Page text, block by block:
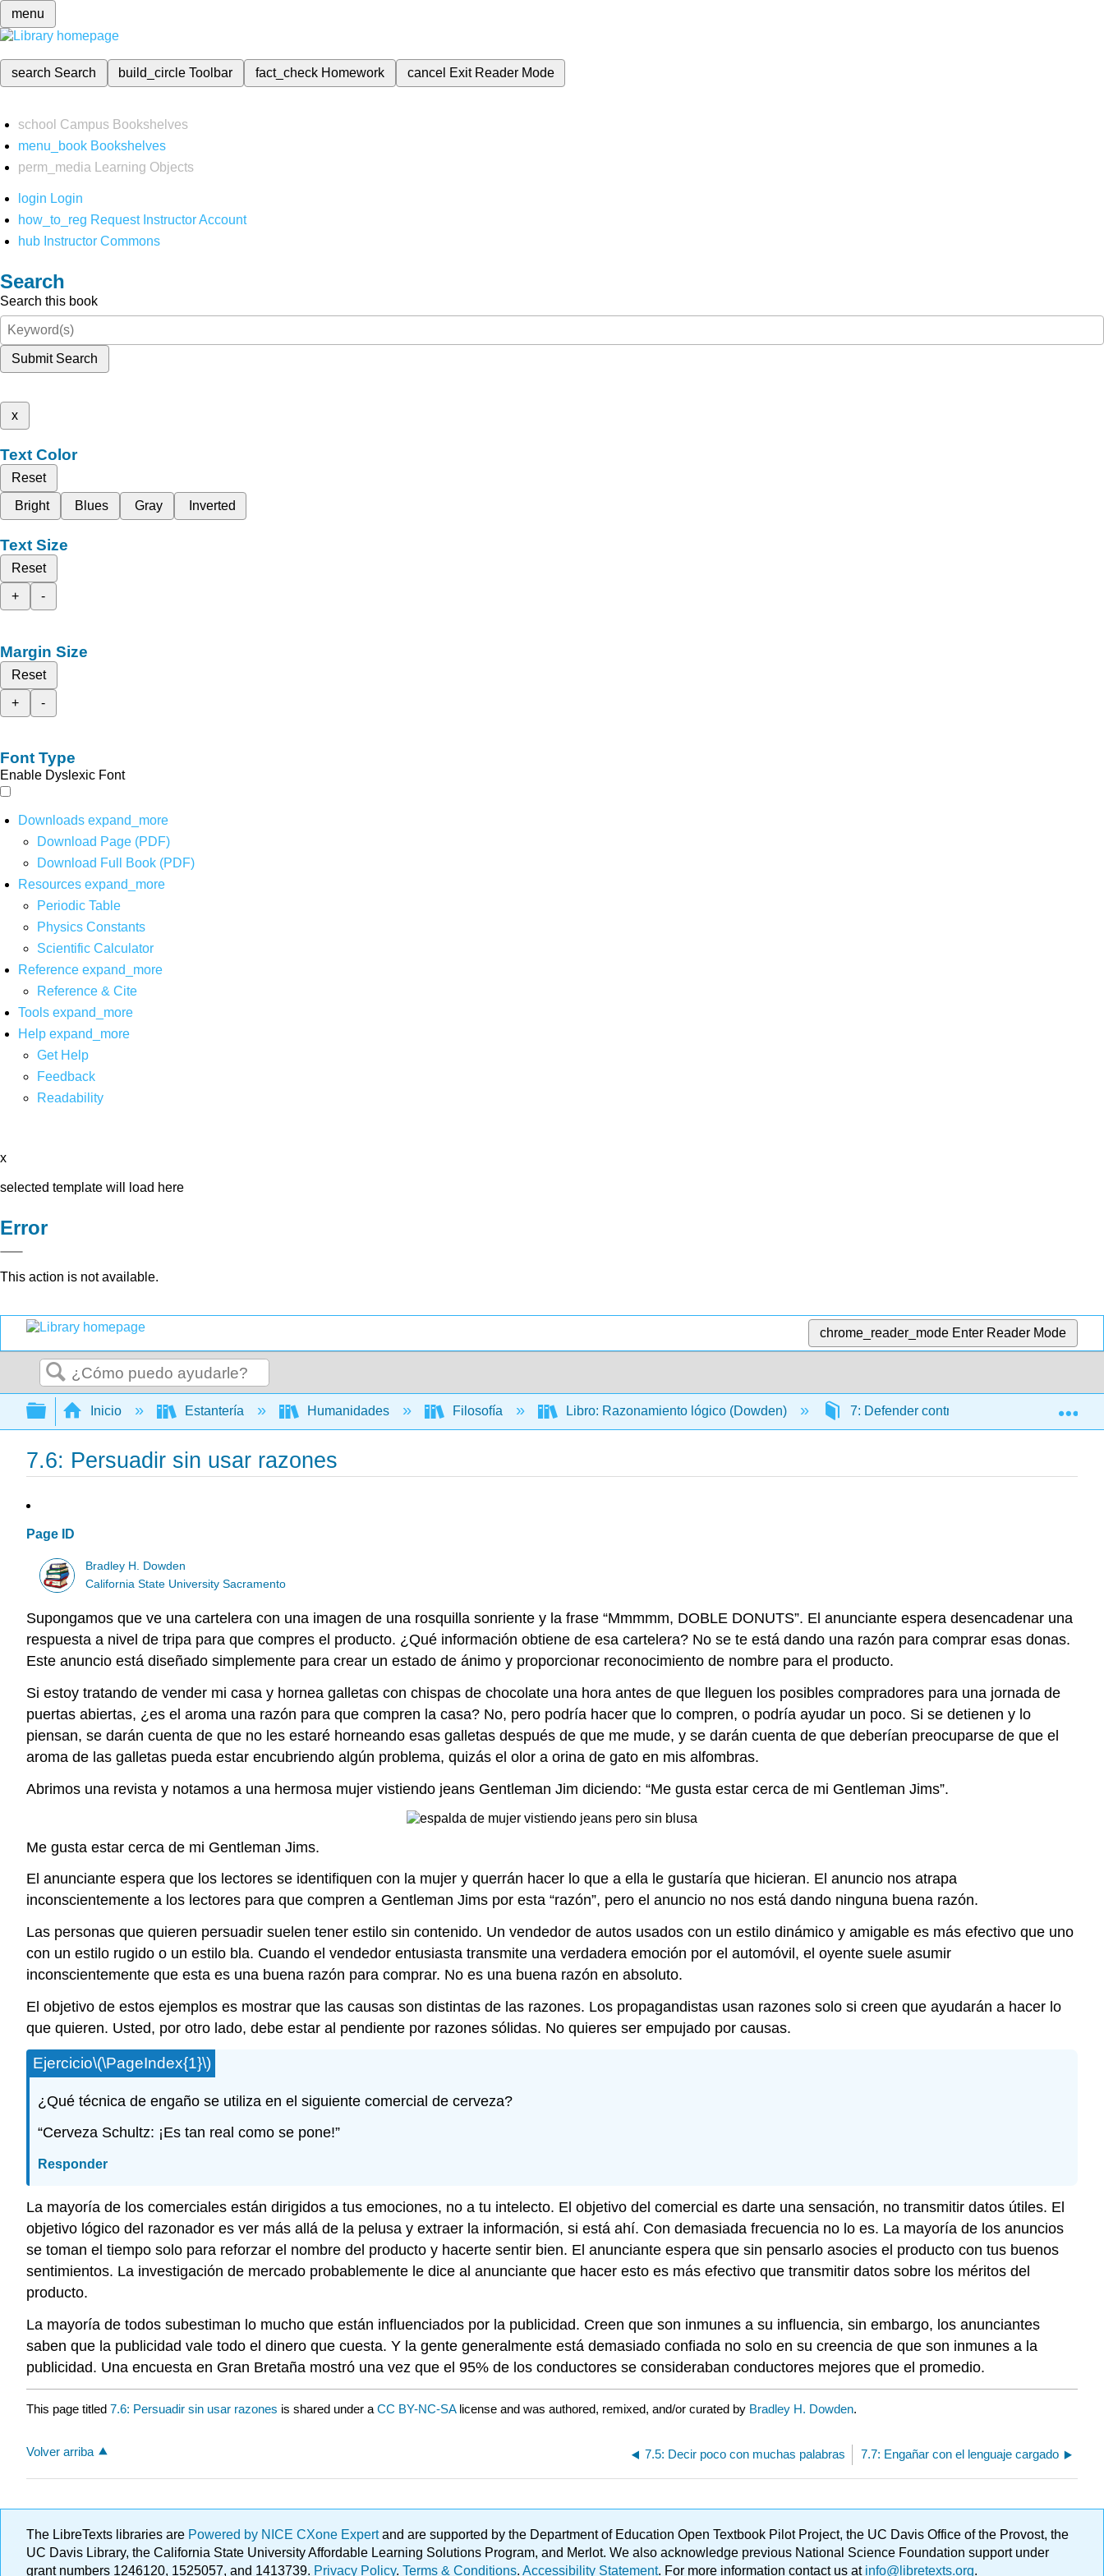
menu
search Search build_circleToolbar fact_check Homework cancel Exit Reader Mode
school Campus Bookshelves
menu_book Bookshelves
perm_media
Learning Objects
login Login
how_to_reg Request Instructor Account
hub Instructor Commons
Search
Search this book
Submit Search
x
Text Color
Reset
Bright
Blues Gray Inverted
Text Size
Reset
+
-
Margin Size
Reset
+
-
Font Type
Enable Dyslexic Font
Downloads expand_more
Download Page (PDF)
Download Full Book (PDF)
Resources expand_more
Periodic Table
Physics Constants
Scientific Calculator
Reference expand_more
Reference & Cite
Tools expand_more
Help expand_more
Get Help
Feedback
Readability
x
selected template will load here
Error
This action is not available.
chrome_reader_mode Enter Reader Mode
Buscar
Expandir/contraer jerarquía global
Inicio Estantería Humanidades Filosofía Libro: Razonamiento lógico (Dowden) 7: Defender contra el engaño
7.6: Persuadir sin usar razones
Page ID
Bradley H. Dowden
California State University Sacramento
Supongamos que ve una cartelera con una imagen de una rosquilla sonriente y la frase “Mmmmm, DOBLE DONUTS”. El anunciante espera desencadenar una
respuesta a nivel de tripa para que compres el producto. ¿Qué información obtiene de esa cartelera? No se te está dando una razón para comprar esas donas.
Este anuncio está diseñado simplemente para crear un estado de ánimo y proporcionar reconocimiento de nombre para el producto.
Si estoy tratando de vender mi casa y hornea galletas con chispas de chocolate una hora antes de que lleguen los posibles compradores para una jornada de
puertas abiertas, ¿es el aroma una razón para que compren la casa? No, pero podría hacer que lo compren, o podría ayudar un poco. Si se detienen y lo
piensan, se darán cuenta de que no les estaré horneando esas galletas después de que me mude, y se darán cuenta de que deberían preocuparse de que el
aroma de las galletas pueda estar encubriendo algún problema, quizás el olor a orina de gato en mis alfombras.
Abrimos una revista y notamos a una hermosa mujer vistiendo jeans Gentleman Jim diciendo: “Me gusta estar cerca de mi Gentleman Jims”.
Me gusta estar cerca de mi Gentleman Jims.
El anunciante espera que los lectores se identifiquen con la mujer y querrán hacer lo que a ella le gustaría que hicieran. El anuncio nos atrapa
inconscientemente a los lectores para que compren a Gentleman Jims por esta “razón”, pero el anuncio no nos está dando ninguna buena razón.
Las personas que quieren persuadir suelen tener estilo sin contenido. Un vendedor de autos usados con un estilo dinámico y amigable es más efectivo que uno
con un estilo rugido o un estilo bla. Cuando el vendedor entusiasta transmite una verdadera emoción por el automóvil, el oyente suele asumir
inconscientemente que esta es una buena razón para comprar. No es una buena razón en absoluto.
El objetivo de estos ejemplos es mostrar que las causas son distintas de las razones. Los propagandistas usan razones solo si creen que ayudarán a hacer lo
que quieren. Usted, por otro lado, debe estar al pendiente por razones sólidas. No quieres ser empujado por causas.
Ejercicio\(\PageIndex{1}\)
¿Qué técnica de engaño se utiliza en el siguiente comercial de cerveza?
“Cerveza Schultz: ¡Es tan real como se pone!”
Responder
La mayoría de los comerciales están dirigidos a tus emociones, no a tu intelecto. El objetivo del comercial es darte una sensación, no transmitir datos útiles. El
objetivo lógico del razonador es ver más allá de la pelusa y extraer la información, si está ahí. Con demasiada frecuencia no lo es. La mayoría de los anuncios
se toman el tiempo solo para reforzar el nombre del producto y hacerte sentir bien. El anunciante espera que sin pensarlo asocies el producto con tus buenos
sentimientos. La investigación de mercado probablemente le dice al anunciante que hacer esto es más efectivo que transmitir datos sobre los méritos del
producto.
La mayoría de todos subestiman lo mucho que están influenciados por la publicidad. Creen que son inmunes a su influencia, sin embargo, los anunciantes
saben que la publicidad vale todo el dinero que cuesta. Y la gente generalmente está demasiado confiada no solo en su creencia de que son inmunes a la
publicidad. Una encuesta en Gran Bretaña mostró una vez que el 95% de los conductores se consideraban conductores mejores que el promedio.
This page titled 7.6: Persuadir sin usar razones is shared under a CC BY-NC-SA license and was authored, remixed, and/or curated by Bradley H. Dowden.
Volver arriba 7.5: Decir poco con muchas palabras 7.7: Engañar con el lenguaje cargado
The LibreTexts libraries are Powered by NICE CXone Expertand are supported by the Department of Education Open Textbook Pilot Project, the UC Davis Office of the Provost, the
UC Davis Library, the California State University Affordable Learning Solutions Program, and Merlot. We also acknowledge previous National Science Foundation support under
grant numbers 1246120, 1525057, and 1413739. Privacy Policy. Terms & Conditions. Accessibility Statement. For more information contact us atinfo@libretexts.org.